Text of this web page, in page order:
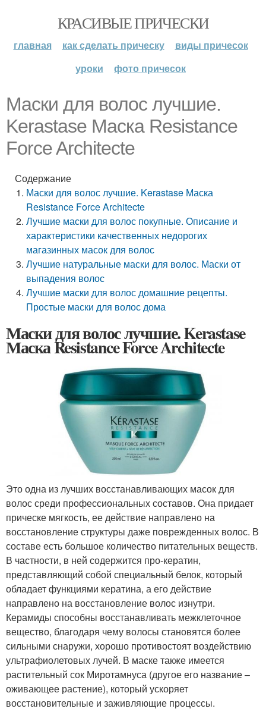
КРАСИВЫЕ ПРИЧЕСКИ
главная как сделать прическу
виды причесок
уроки
фото причесок
Маски для волос лучшие.
Kerastase Маска Resistance
Force Architecte
Содержание
Маски для волос лучшие. Kerastase Маска
Resistance Force Architecte
Лучшие маски для волос покупные. Описание и
характеристики качественных недорогих
магазинных масок для волос
Лучшие натуральные маски для волос. Маски от
выпадения волос
Лучшие маски для волос домашние рецепты.
Простые маски для волос дома
Маски для волос лучшие. Kerastase
Маска Resistance Force Architecte
Это одна из лучших восстанавливающих масок для
волос среди профессиональных составов. Она придает
прическе мягкость, ее действие направлено на
восстановление структуры даже поврежденных волос. В
составе есть большое количество питательных веществ.
В частности, в ней содержится про-кератин,
представляющий собой специальный белок, который
обладает функциями кератина, а его действие
направлено на восстановление волос изнутри.
Керамиды способны восстанавливать межклеточное
вещество, благодаря чему волосы становятся более
сильными снаружи, хорошо противостоят воздействию
ультрафиолетовых лучей. В маске также имеется
растительный сок Миротамнуса (другое его название –
оживающее растение), который ускоряет
восстановительные и заживляющие процессы.